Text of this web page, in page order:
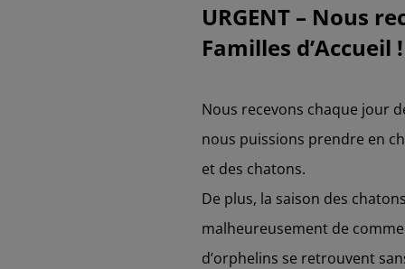
URGENT – Nous
Familles d’Accueil
Nous recevons chaque jour
nous puissions prendre en
et des chatons.
De plus, la saison des
malheureusement de
d’orphelins se retrouvent